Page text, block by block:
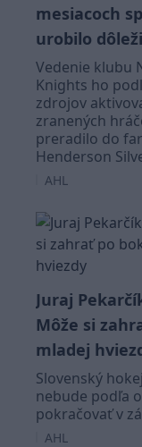
mesiacoch
urobilo
Vedenie klubu
Knights ho
zdrojov
zranených
preradilo do
Henderson
AHL
Juraj
Môže si
mladej
Slovenský
nebude podľa
pokračovať v
AHL